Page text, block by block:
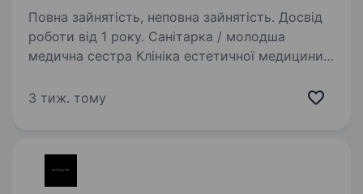
Повна зайнятість, неповна зайнятість. Досвід
роботи від 1 року. Санітарка / молодша
медична сестра Клініка естетичної медицини
Локація: Петропавлівська Борщагівка
3 тиж. тому